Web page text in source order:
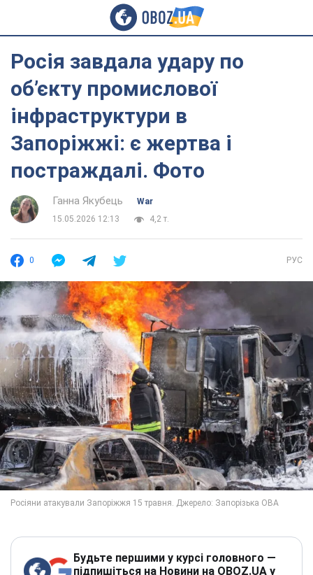
Росія завдала удару по
об’єкту промислової
інфраструктури в
Запоріжжі: є жертва і
постраждалі. Фото
Ганна Якубець
War
15.05.2026 12:13
4,2 т.
0 РУС
Будьте першими у курсі головного —
підпишіться на Новини на OBOZ.UA у